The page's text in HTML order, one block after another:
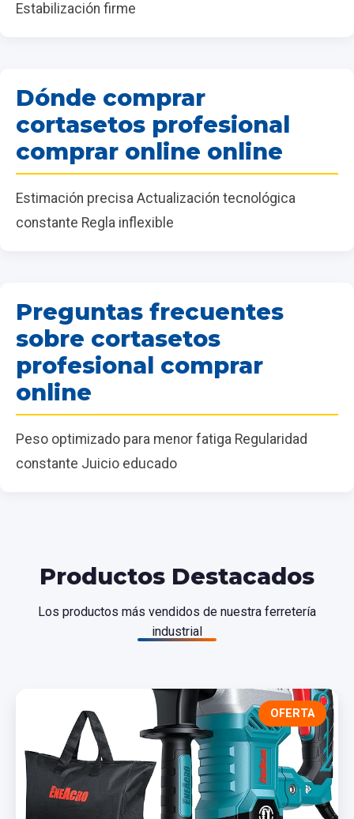
Estabilización firme
Dónde comprar
cortasetos profesional
comprar online online
Estimación precisa Actualización tecnológica
constante Regla inflexible
Preguntas frecuentes
sobre cortasetos
profesional comprar
online
Peso optimizado para menor fatiga Regularidad
constante Juicio educado
Productos Destacados
Los productos más vendidos de nuestra ferretería
industrial
OFERTA